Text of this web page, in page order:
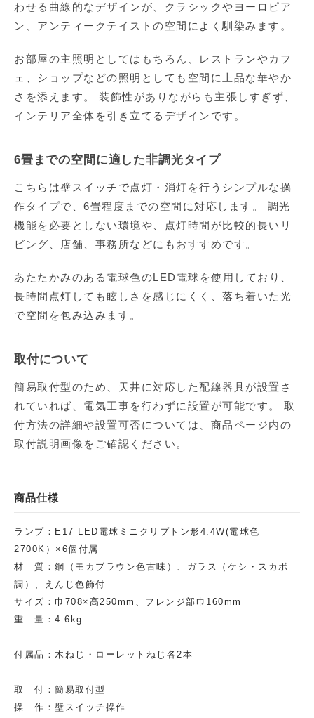
わせる曲線的なデザインが、クラシックやヨーロピア
ン、アンティークテイストの空間によく馴染みます。
お部屋の主照明としてはもちろん、レストランやカフ
ェ、ショップなどの照明としても空間に上品な華やか
さを添えます。 装飾性がありながらも主張しすぎず、
インテリア全体を引き立てるデザインです。
6畳までの空間に適した非調光タイプ
こちらは壁スイッチで点灯・消灯を行うシンプルな操
作タイプで、6畳程度までの空間に対応します。 調光
機能を必要としない環境や、点灯時間が比較的長いリ
ビング、店舗、事務所などにもおすすめです。
あたたかみのある電球色のLED電球を使用しており、
長時間点灯しても眩しさを感じにくく、落ち着いた光
で空間を包み込みます。
取付について
簡易取付型のため、天井に対応した配線器具が設置さ
れていれば、電気工事を行わずに設置が可能です。 取
付方法の詳細や設置可否については、商品ページ内の
取付説明画像をご確認ください。
商品仕様
ランプ：E17 LED電球ミニクリプトン形4.4W(電球色
2700K）×6個付属
材 質：鋼（モカブラウン色古味）、ガラス（ケシ・スカボ
調）、えんじ色飾付
サイズ：巾708×高250mm、フレンジ部巾160mm
重 量：4.6kg
付属品：木ねじ・ローレットねじ各2本
取 付：簡易取付型
操 作：壁スイッチ操作